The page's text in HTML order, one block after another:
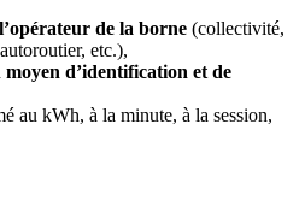
de la borne (collectivité,
etc.),
moyen d’identification et de
au kWh, à la minute, à la session,